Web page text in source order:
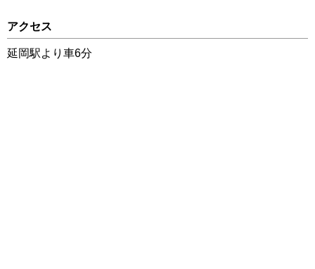
アクセス
延岡駅より車6分